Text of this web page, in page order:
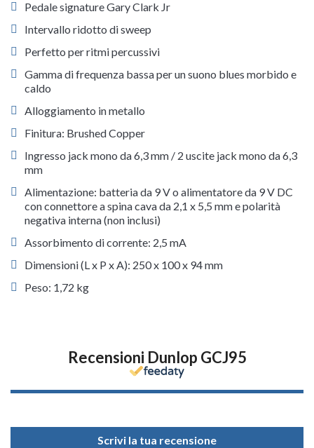
Pedale signature Gary Clark Jr
Intervallo ridotto di sweep
Perfetto per ritmi percussivi
Gamma di frequenza bassa per un suono blues morbido e
caldo
Alloggiamento in metallo
Finitura: Brushed Copper
Ingresso jack mono da 6,3 mm / 2 uscite jack mono da 6,3
mm
Alimentazione: batteria da 9 V o alimentatore da 9 V DC
con connettore a spina cava da 2,1 x 5,5 mm e polarità
negativa interna (non inclusi)
Assorbimento di corrente: 2,5 mA
Dimensioni (L x P x A): 250 x 100 x 94 mm
Peso: 1,72 kg
Recensioni Dunlop GCJ95
Scrivi la tua recensione